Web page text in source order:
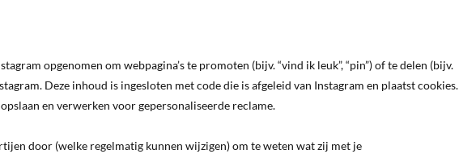
opgenomen om webpagina’s te promoten (bijv. “vind ik leuk”, “pin”) of te delen (bijv.
Deze inhoud is ingesloten met code die is afgeleid van Instagram en plaatst cookies.
en verwerken voor gepersonaliseerde reclame.
door (welke regelmatig kunnen wijzigen) om te weten wat zij met je